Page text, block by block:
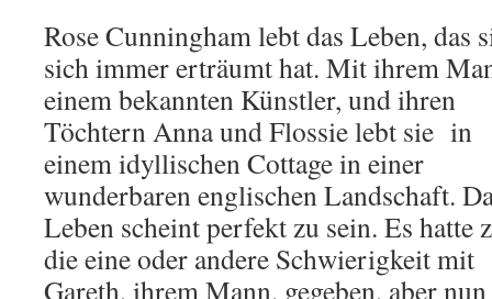
Rose Cunningham lebt das Leben, das
sich immer erträumt hat. Mit ihrem
einem bekannten Künstler, und ihren
Töchtern Anna und Flossie lebt sie in
einem idyllischen Cottage in einer
wunderbaren englischen Landschaft.
Leben scheint perfekt zu sein. Es hatte
die eine oder andere Schwierigkeit mit
Gareth, ihrem Mann, gegeben, aber nun